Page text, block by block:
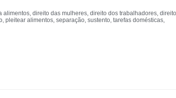
alimentos, direito das mulheres, direito dos trabalhadores,
, pleitear alimentos, separação, sustento, tarefas domésticas,